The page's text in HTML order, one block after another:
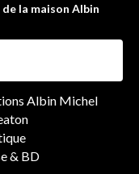
la maison Albin
Albin Michel
& BD